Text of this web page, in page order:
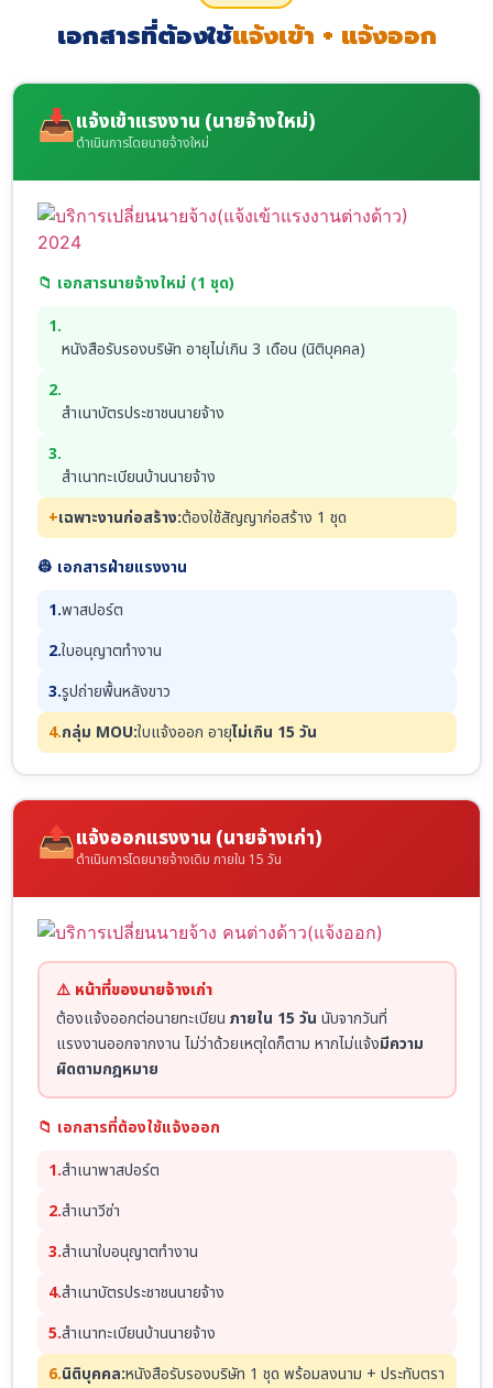
เอกสารที่ต้องใช้แจ้งเข้า + แจ้งออก
📥แจ้งเข้าแรงงาน (นายจ้างใหม่)
ดำเนินการโดยนายจ้างใหม่
📁 เอกสารนายจ้างใหม่ (1 ชุด)
1.
หนังสือรับรองบริษัท อายุไม่เกิน 3 เดือน (นิติบุคคล)
2.
สำเนาบัตรประชาชนนายจ้าง
3.
สำเนาทะเบียนบ้านนายจ้าง
+เฉพาะงานก่อสร้าง:ต้องใช้สัญญาก่อสร้าง 1 ชุด
👷 เอกสารฝ่ายแรงงาน
1.พาสปอร์ต
2.ใบอนุญาตทำงาน
3.รูปถ่ายพื้นหลังขาว
4.กลุ่ม MOU:ใบแจ้งออก อายุไม่เกิน 15 วัน
📤แจ้งออกแรงงาน (นายจ้างเก่า)
ดำเนินการโดยนายจ้างเดิม ภายใน 15 วัน
⚠️ หน้าที่ของนายจ้างเก่า
ต้องแจ้งออกต่อนายทะเบียน ภายใน 15 วัน นับจากวันที่
แรงงานออกจากงาน ไม่ว่าด้วยเหตุใดก็ตาม หากไม่แจ้งมีความ
ผิดตามกฎหมาย
📁 เอกสารที่ต้องใช้แจ้งออก
1.สำเนาพาสปอร์ต
2.สำเนาวีซ่า
3.สำเนาใบอนุญาตทำงาน
4.สำเนาบัตรประชาชนนายจ้าง
5.สำเนาทะเบียนบ้านนายจ้าง
6.นิติบุคคล:หนังสือรับรองบริษัท 1 ชุด พร้อมลงนาม + ประทับตรา